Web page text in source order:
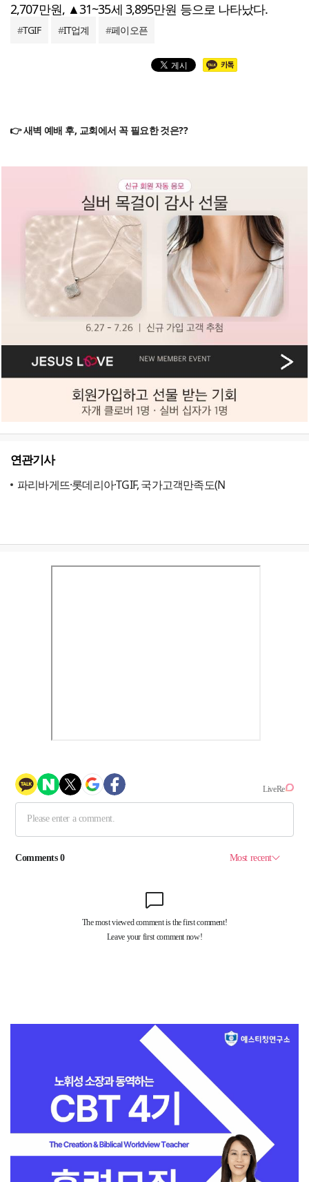
2,707만원, ▲31~35세 3,895만원 등으로 나타났다.
#TGIF #IT업계 #페이오픈
👉 새벽 예배 후, 교회에서 꼭 필요한 것은??
연관기사
파리바게뜨·롯데리아·TGIF, 국가고객만족도(N